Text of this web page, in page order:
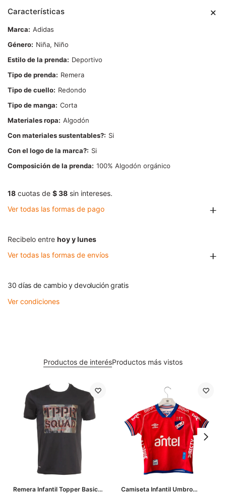
Características
Marca
Adidas
Género
Niña, Niño
Estilo de la prenda
Deportivo
Tipo de prenda
Remera
Tipo de cuello
Redondo
Tipo de manga
Corta
Materiales ropa
Algodón
Con materiales sustentables?
Si
Con el logo de la marca?
Si
Composición de la prenda
100% Algodón orgánico
18 cuotas de $ 38 sin intereses.
Ver todas las formas de pago
Recibelo entre hoy y lunes
Ver todas las formas de envíos
30 días de cambio y devolución gratis
Ver condiciones
Productos de interésProductos más vistos
Remera Infantil Topper Basic Camiseta Infantil Umbro